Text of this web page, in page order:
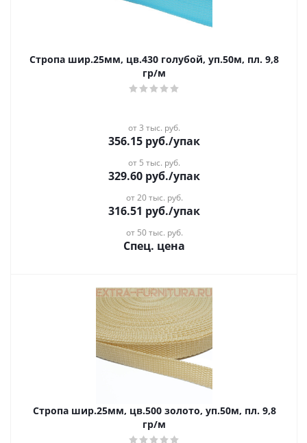
Стропа шир.25мм, цв.430 голубой, уп.50м, пл. 9,8
гр/м
от 3 тыс. руб.
356.15 руб./упак
от 5 тыс. руб.
329.60 руб./упак
от 20 тыс. руб.
316.51 руб./упак
от 50 тыс. руб.
Спец. цена
Стропа шир.25мм, цв.500 золото, уп.50м, пл. 9,8
гр/м